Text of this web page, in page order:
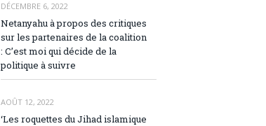
DÉCEMBRE 6, 2022
Netanyahu à propos des critiques
sur les partenaires de la coalition
: C’est moi qui décide de la
politique à suivre
AOÛT 12, 2022
‘Les roquettes du Jihad islamique